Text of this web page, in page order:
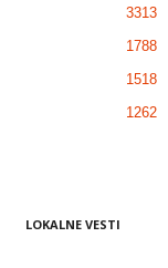
3313
1788
1518
1262
LOKALNE VESTI